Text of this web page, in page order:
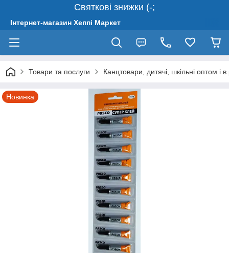
Святкові знижки (-;
Інтернет-магазин Хеппі Маркет
Товари та послуги Канцтовари, дитячі, шкільні оптом і в
Новинка